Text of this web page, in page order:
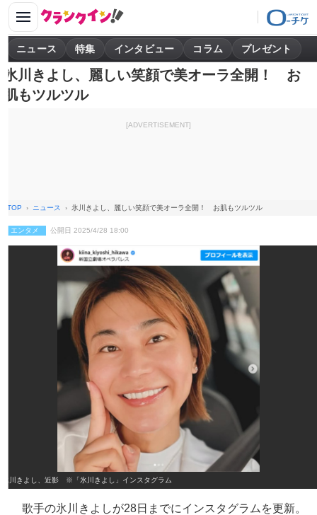
ニュース 特集 インタビュー コラム プレゼント
氷川きよし、麗しい笑顔で美オーラ全開！ お
肌もツルツル
[ADVERTISEMENT]
TOP ニュース 氷川きよし、麗しい笑顔で美オーラ全開！ お肌もツルツル
エンタメ 公開日 2025/4/28 18:00
氷川きよし、近影 ※「氷川きよし」インスタグラム
歌手の氷川きよしが28日までにインスタグラムを更新。